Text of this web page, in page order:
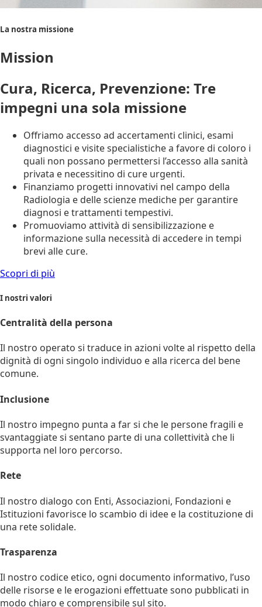
La nostra missione
Mission
Cura, Ricerca, Prevenzione: Tre
impegni una sola missione
Offriamo accesso ad accertamenti clinici, esami
diagnostici e visite specialistiche a favore di coloro i
quali non possano permettersi l’accesso alla sanità
privata e necessitino di cure urgenti.
Finanziamo progetti innovativi nel campo della
Radiologia e delle scienze mediche per garantire
diagnosi e trattamenti tempestivi.
Promuoviamo attività di sensibilizzazione e
informazione sulla necessità di accedere in tempi
brevi alle cure.
Scopri di più
I nostri valori
Centralità della persona
Il nostro operato si traduce in azioni volte al rispetto della
dignità di ogni singolo individuo e alla ricerca del bene
comune.
Inclusione
Il nostro impegno punta a far si che le persone fragili e
svantaggiate si sentano parte di una collettività che li
supporta nel loro percorso.
Rete
Il nostro dialogo con Enti, Associazioni, Fondazioni e
Istituzioni favorisce lo scambio di idee e la costituzione di
una rete solidale.
Trasparenza
Il nostro codice etico, ogni documento informativo, l’uso
delle risorse e le erogazioni effettuate sono pubblicati in
modo chiaro e comprensibile sul sito.